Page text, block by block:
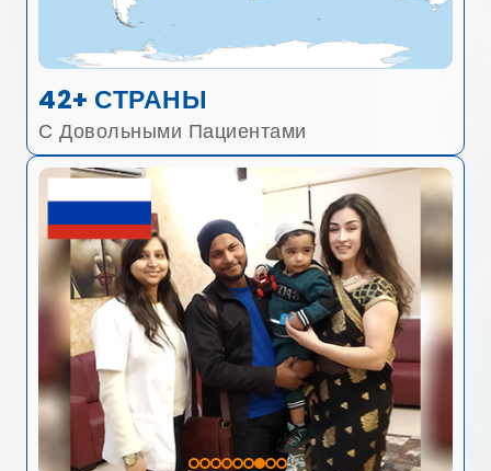
42+ СТРАНЫ
С Довольными Пациентами